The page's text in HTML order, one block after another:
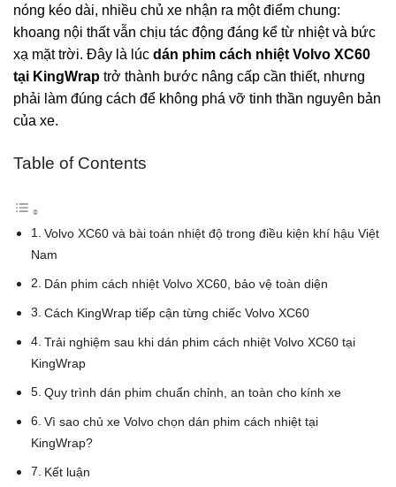
nóng kéo dài, nhiều chủ xe nhận ra một điểm chung:
khoang nội thất vẫn chịu tác động đáng kể từ nhiệt và bức
xạ mặt trời. Đây là lúc dán phim cách nhiệt Volvo XC60
tại KingWrap trở thành bước nâng cấp cần thiết, nhưng
phải làm đúng cách để không phá vỡ tinh thần nguyên bản
của xe.
Table of Contents
Volvo XC60 và bài toán nhiệt độ trong điều kiện khí hậu Việt
Nam
Dán phim cách nhiệt Volvo XC60, bảo vệ toàn diện
Cách KingWrap tiếp cận từng chiếc Volvo XC60
Trải nghiệm sau khi dán phim cách nhiệt Volvo XC60 tại
KingWrap
Quy trình dán phim chuẩn chỉnh, an toàn cho kính xe
Vì sao chủ xe Volvo chọn dán phim cách nhiệt tại
KingWrap?
Kết luận